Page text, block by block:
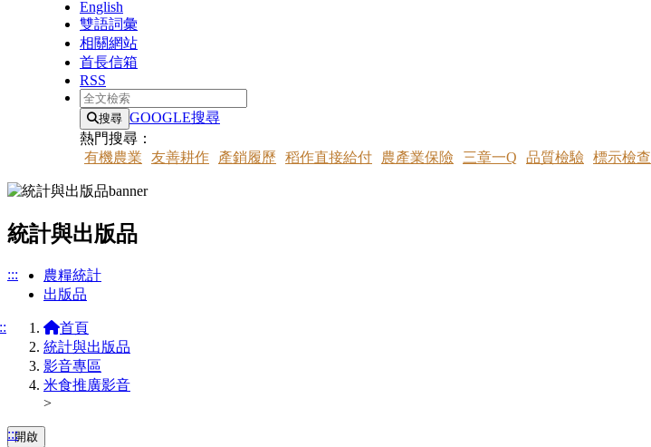
English
雙語詞彙
相關網站
首長信箱
RSS
全文檢索
搜尋 GOOGLE搜尋
熱門搜尋：
有機農業
友善耕作 產銷履歷 稻作直接給付 農產業保險 三章一Q 品質檢驗 標示檢查
統計與出版品
:::
農糧統計
出版品
首頁
統計與出版品
影音專區
米食推廣影音
>
:::開啟